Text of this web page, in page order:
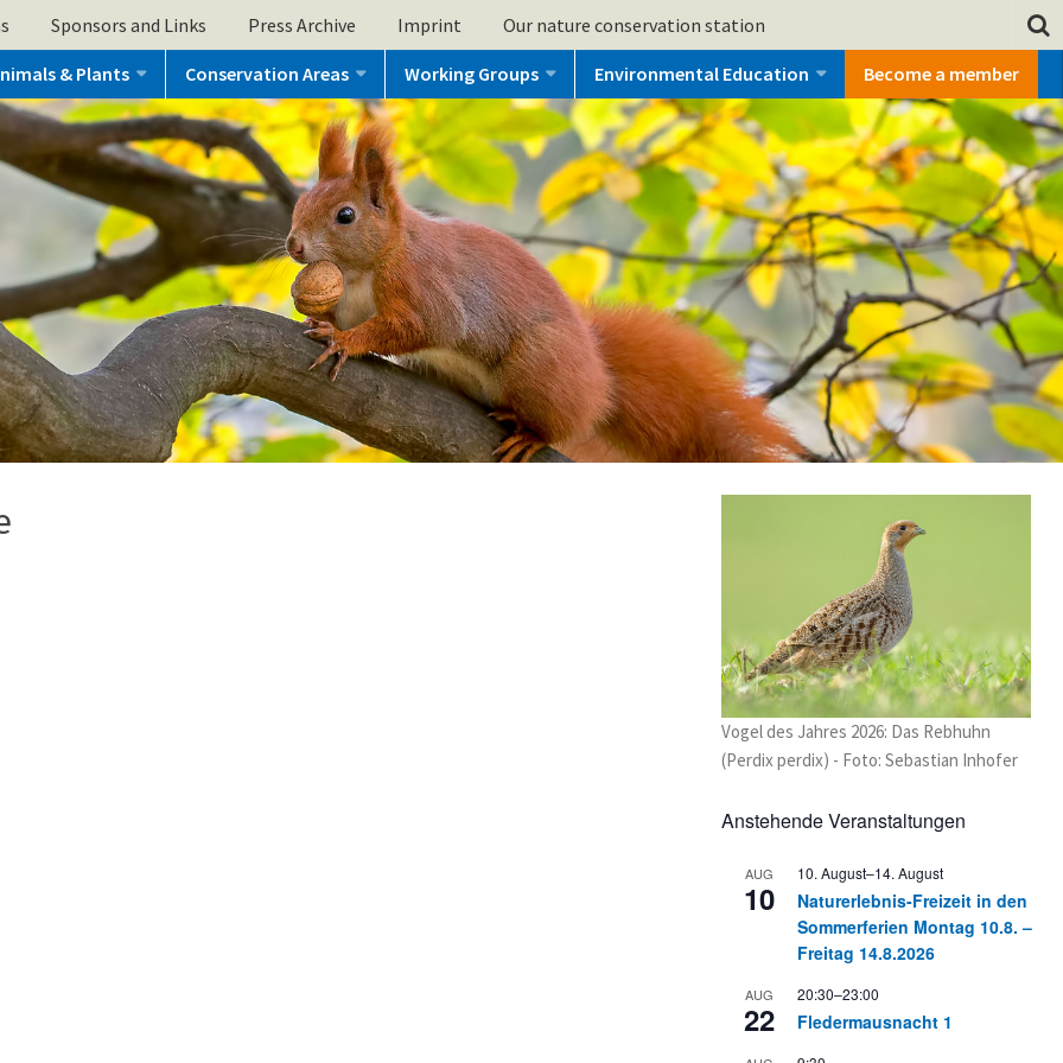
Sponsors and Links Press Archive Imprint Our nature conservation station
& Plants Conservation Areas Working Groups Environmental Education Become a member
Vogel des Jahres 2026: Das Rebhuhn
(Perdix perdix) - Foto: Sebastian Inhofer
Anstehende Veranstaltungen
AUG
10
10. August–14. August
Naturerlebnis-Freizeit in den
Sommerferien Montag 10.8. –
Freitag 14.8.2026
AUG
22
20:30–23:00
Fledermausnacht 1